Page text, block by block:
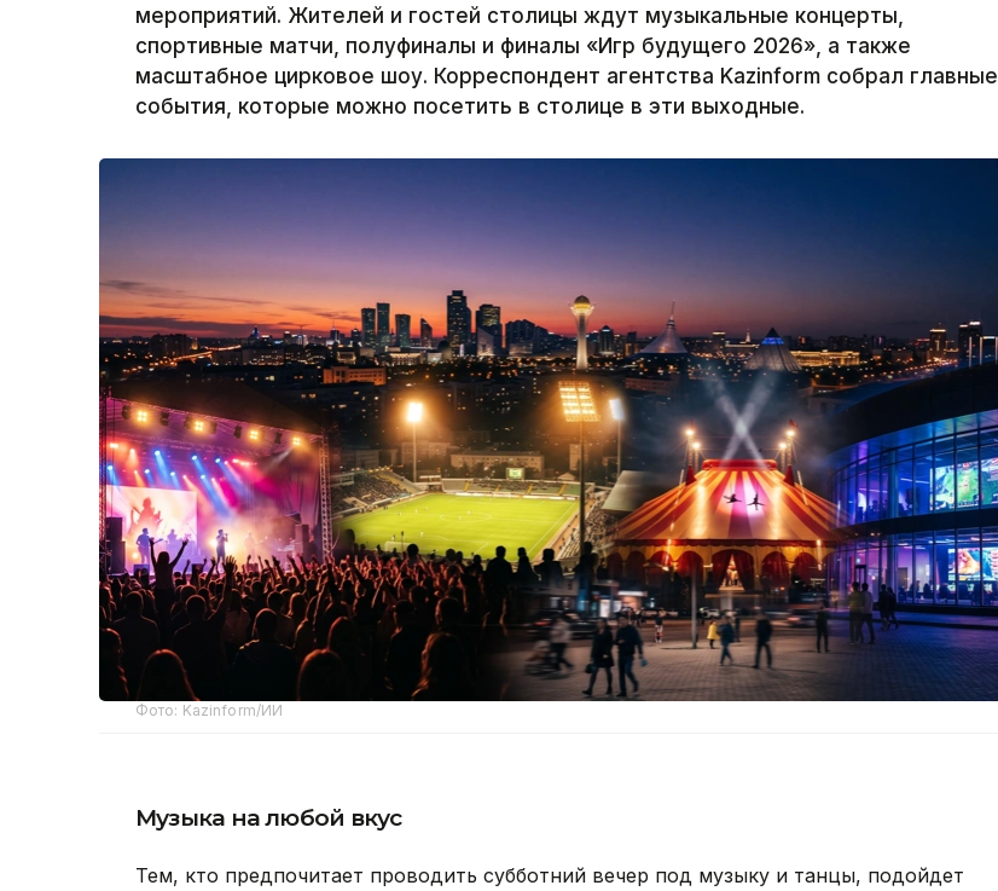
мероприятий. Жителей и гостей столицы ждут музыкальные концерты,
спортивные матчи, полуфиналы и финалы «Игр будущего 2026», а также
масштабное цирковое шоу. Корреспондент агентства Kazinform собрал главные
события, которые можно посетить в столице в эти выходные.
Фото: Kazinform/ИИ
Музыка на любой вкус
Тем, кто предпочитает проводить субботний вечер под музыку и танцы, подойдет